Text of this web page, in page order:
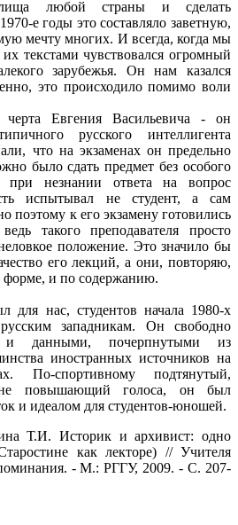
любой страны и сделать
е годы это составляло заветную,
мечту многих. И всегда, когда мы
текстами чувствовался огромный
зарубежья. Он нам казался
это происходило помимо воли
черта Евгения Васильевича - он
русского интеллигента
что на экзаменах он предельно
было сдать предмет без особого
при незнании ответа на вопрос
испытывал не студент, а сам
поэтому к его экзамену готовились
такого преподавателя просто
положение. Это значило бы
его лекций, а они, повторяю,
форме, и по содержанию.
для нас, студентов начала 1980-х
западникам. Он свободно
и данными, почерпнутыми из
иностранных источников на
По-спортивному подтянутый,
не повышающий голоса, он был
и идеалом для студентов-юношей.
Т.И. Историк и архивист: одно
как лекторе) // Учителя
- М.: РГГУ, 2009. - С. 207-